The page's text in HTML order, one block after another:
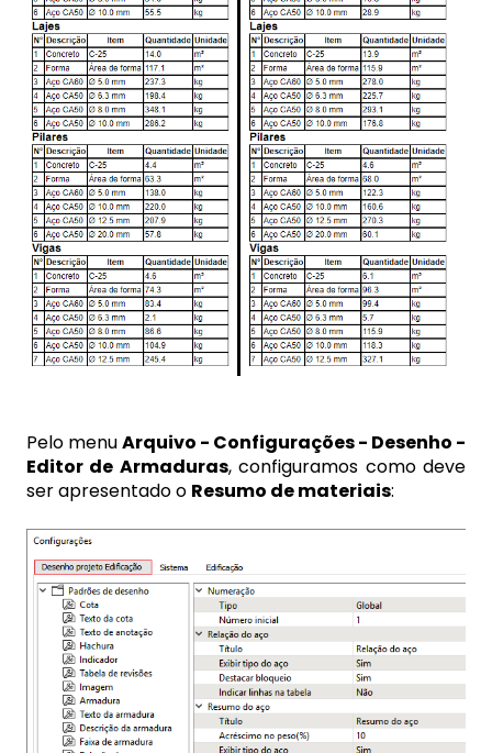
Pelo menuArquivo - Configurações - Desenho -
Editor de Armaduras, configuramos como deve
ser apresentado o Resumo de materiais: